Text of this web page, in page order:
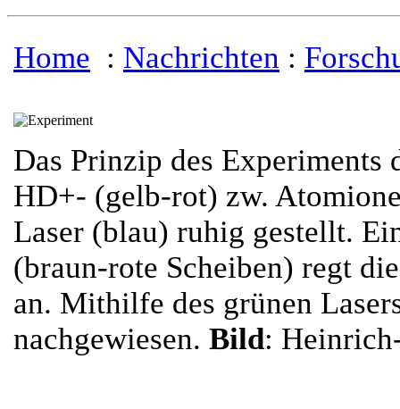
Home : Nachrichten :
Das Prinzip des Experiments
HD+- (gelb-rot) zw.
Laser (blau) ruhig gestellt.
(braun-rote Scheiben) regt
an. Mithilfe des grünen
nachgewiesen. Bild: